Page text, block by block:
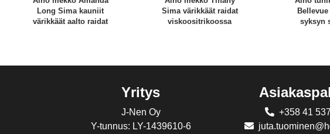
Long Sima kauniit
värikkäät aalto raidat
Sima värikkäät raidat
viskoositrikoossa
syksyn
Yritys
J-Nen Oy
Y-tunnus: LY-1439610-6
+358 41